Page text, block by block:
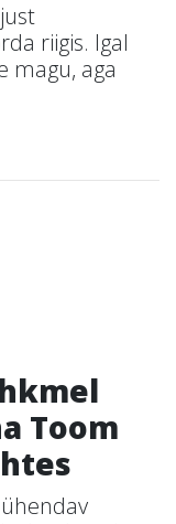
riigis. Igal
magu, aga
Toom